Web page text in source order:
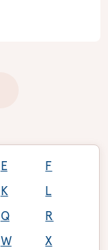
E
F
K
L
Q
R
W
X